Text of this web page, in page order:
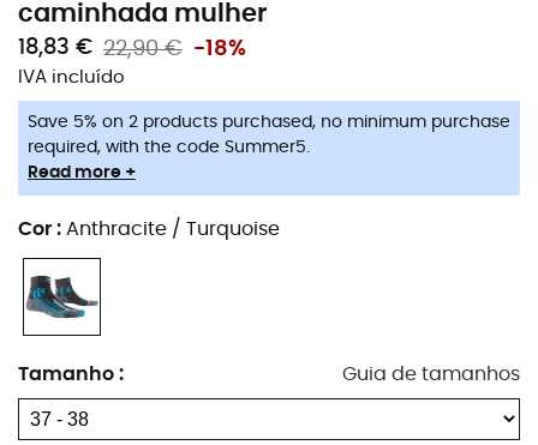
caminhada mulher
18,83 € 22,90 € -18%
IVA incluído
Save 5% on 2 products purchased, no minimum purchase
required, with the code Summer5.
Read more +
Cor : Anthracite / Turquoise
Tamanho : Guia de tamanhos